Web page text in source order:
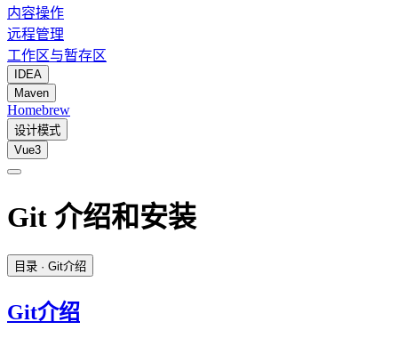
内容操作
远程管理
工作区与暂存区
IDEA
Maven
Homebrew
设计模式
Vue3
Git 介绍和安装
目录 · Git介绍
Git介绍